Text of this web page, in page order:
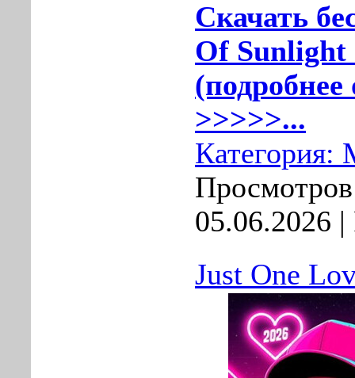
Скачать
Of Sunlight
(подробнее
>>>>>...
Категория:
05.06.2026 |
Just One